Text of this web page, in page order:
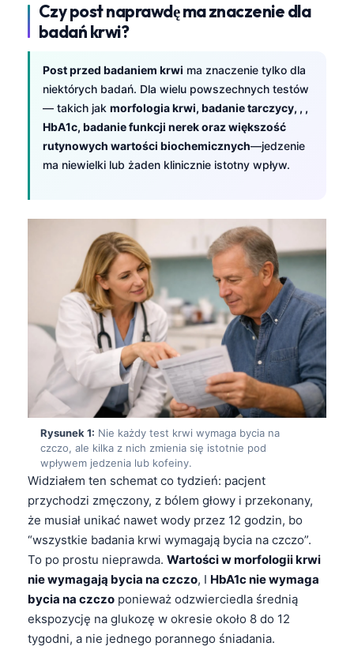
Czy post naprawdę ma znaczenie dla
badań krwi?
Post przed badaniem krwi ma znaczenie tylko dla
niektórych badań. Dla wielu powszechnych testów
— takich jak morfologia krwi, badanie tarczycy, , ,
HbA1c, badanie funkcji nerek oraz większość
rutynowych wartości biochemicznych—jedzenie
ma niewielki lub żaden klinicznie istotny wpływ.
Rysunek 1: Nie każdy test krwi wymaga bycia na
czczo, ale kilka z nich zmienia się istotnie pod
wpływem jedzenia lub kofeiny.
Widziałem ten schemat co tydzień: pacjent
przychodzi zmęczony, z bólem głowy i przekonany,
że musiał unikać nawet wody przez 12 godzin, bo
“wszystkie badania krwi wymagają bycia na czczo”.
To po prostu nieprawda. Wartości w morfologii krwi
nie wymagają bycia na czczo, I HbA1c nie wymaga
bycia na czczo ponieważ odzwierciedla średnią
ekspozycję na glukozę w okresie około 8 do 12
tygodni, a nie jednego porannego śniadania.